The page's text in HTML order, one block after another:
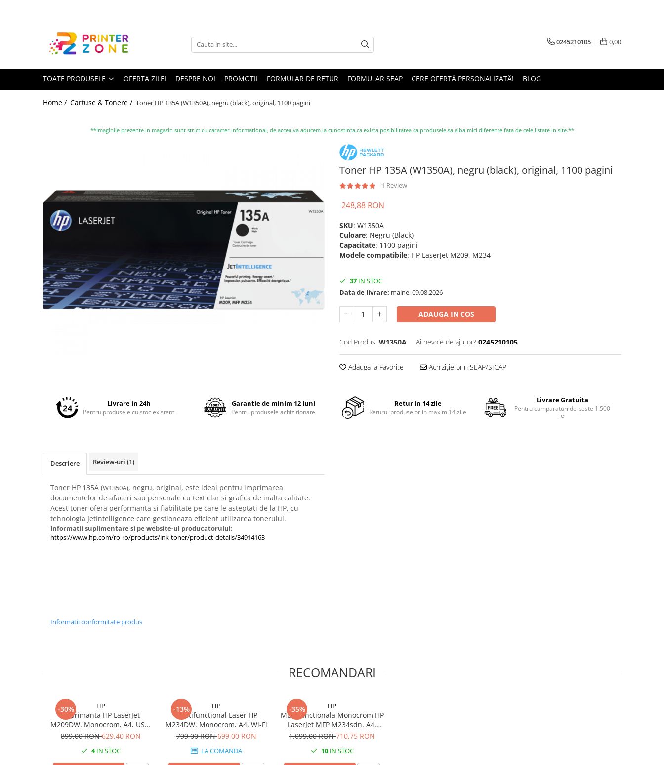
Toate Produsele
Imprimante cu jet
Accesorii imprimante
Accesorii multifunctionale
Piese schimb
Capete imprimare
Cartuse inkjet si cerneala
Cartuse compatibile
Drum unit compatibile
Accesorii imprimante 3D
Laptopuri / notebookuri
Laptopuri gaming
0245210105 0,00
TOATE PRODUSELE OFERTA ZILEI DESPRE NOI PROMOTII FORMULAR DE RETUR FORMULAR SEAP CERE OFERTĂ PERSONALIZATĂ! BLOG
Home / Cartuse & Tonere / Toner HP 135A (W1350A), negru (black), original, 1100 pagini
**Imaginile prezente in magazin sunt strict cu caracter informational, de accea va aducem la cunostinta ca exista posibilitatea ca produsele sa aiba mici diferente fata de cele listate in site.**
Toner HP 135A (W1350A), negru (black), original, 1100 pagini
1 Review
248,88 RON
SKU: W1350A
Culoare: Negru (Black)
Capacitate: 1100 pagini
Modele compatibile: HP LaserJet M209, M234
37 IN STOC
Data de livrare: maine, 09.08.2026
ADAUGA IN COS
Cod Produs: W1350A Ai nevoie de ajutor? 0245210105
Adauga la Favorite Achiziție prin SEAP/SICAP
Livrare in 24h
Pentru produsele cu stoc existent
Garantie de minim 12 luni
Pentru produsele achizitionate
Retur in 14 zile
Returul produselor in maxim 14 zile
Livrare Gratuita
Pentru cumparaturi de peste 1.500
lei
Descriere Review-uri (1)
Toner HP 135A (W1350A), negru, original, este ideal pentru imprimarea
documentelor de afaceri sau personale cu text clar si grafica de inalta calitate.
Acest toner ofera performanta si fiabilitate pe care le asteptati de la HP, cu
tehnologia JetIntelligence care gestioneaza eficient utilizarea tonerului.
Informatii suplimentare si pe website-ul producatorului:
https://www.hp.com/ro-ro/products/ink-toner/product-details/34914163
Informatii conformitate produs
RECOMANDARI
-30% HP
Imprimanta HP LaserJet
M209DW, Monocrom, A4, USB,
Retea, Wi-Fi
899,00 RON629,40 RON
4IN STOC
-13% HP
Multifunctional Laser HP
M234DW, Monocrom, A4, Wi-Fi
799,00 RON699,00 RON
LA COMANDA
-35% HP
Multifunctionala Monocrom HP
LaserJet MFP M234sdn, A4,
Duplex, ADF, Retea
1.099,00 RON710,75 RON
10IN STOC